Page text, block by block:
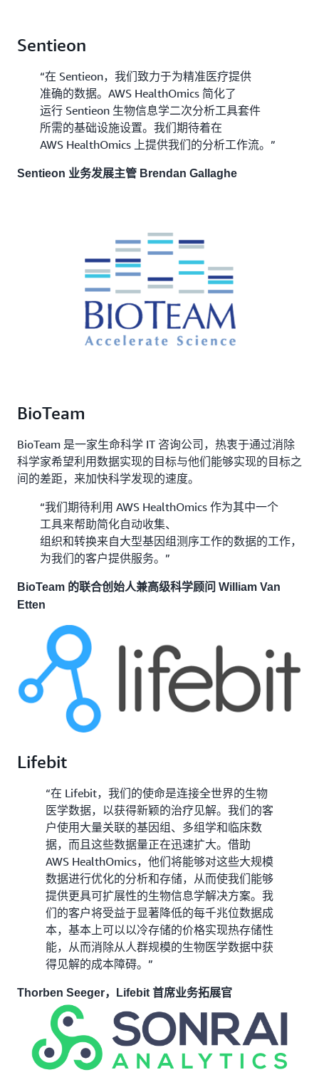
Sentieon
“在 Sentieon，我们致力于为精准医疗提供
准确的数据。AWS HealthOmics 简化了
运行 Sentieon 生物信息学二次分析工具套件
所需的基础设施设置。我们期待着在
AWS HealthOmics 上提供我们的分析工作流。”
Sentieon 业务发展主管 Brendan Gallaghe
BioTeam
BioTeam 是一家生命科学 IT 咨询公司，热衷于通过消除
科学家希望利用数据实现的目标与他们能够实现的目标之
间的差距，来加快科学发现的速度。
“我们期待利用 AWS HealthOmics 作为其中一个
工具来帮助简化自动收集、
组织和转换来自大型基因组测序工作的数据的工作，
为我们的客户提供服务。”
BioTeam 的联合创始人兼高级科学顾问 William Van
Etten
Lifebit
“在 Lifebit，我们的使命是连接全世界的生物
医学数据，以获得新颖的治疗见解。我们的客
户使用大量关联的基因组、多组学和临床数
据，而且这些数据量正在迅速扩大。借助
AWS HealthOmics，他们将能够对这些大规模
数据进行优化的分析和存储，从而使我们能够
提供更具可扩展性的生物信息学解决方案。我
们的客户将受益于显著降低的每千兆位数据成
本，基本上可以以冷存储的价格实现热存储性
能，从而消除从人群规模的生物医学数据中获
得见解的成本障碍。”
Thorben Seeger，Lifebit 首席业务拓展官